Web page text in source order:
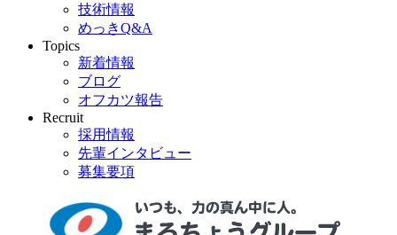
技術情報
めっきQ&A
Topics
新着情報
ブログ
オフカツ報告
Recruit
採用情報
先輩インタビュー
募集要項